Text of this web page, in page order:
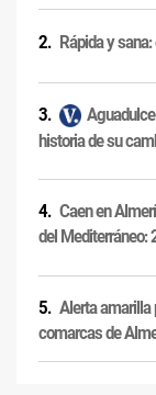
Rápida y
historia de su
Caen en
del
Alerta amarilla
comarcas de